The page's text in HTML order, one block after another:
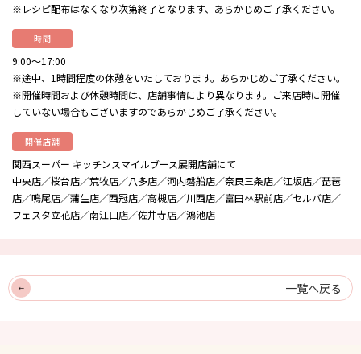
※レシピ配布はなくなり次第終了となります、あらかじめご了承ください。
時間
9:00〜17:00
※途中、1時間程度の休憩をいたしております。あらかじめご了承ください。
※開催時間および休憩時間は、店舗事情により異なります。ご来店時に開催
していない場合もございますのであらかじめご了承ください。
開催店舗
関西スーパー キッチンスマイルブース展開店舗にて
中央店／桜台店／荒牧店／八多店／河内磐船店／奈良三条店／江坂店／琵琶
店／鳴尾店／蒲生店／西冠店／高槻店／川西店／富田林駅前店／セルバ店／
フェスタ立花店／南江口店／佐井寺店／鴻池店
一覧へ戻る